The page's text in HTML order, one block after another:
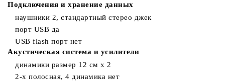
Подключения и хранение данных
наушники 2, стандартный стерео джек
порт USB да
USB flash порт нет
Акустическая система и усилители
динамики размер 12 см x 2
2-х полосная, 4 динамика нет